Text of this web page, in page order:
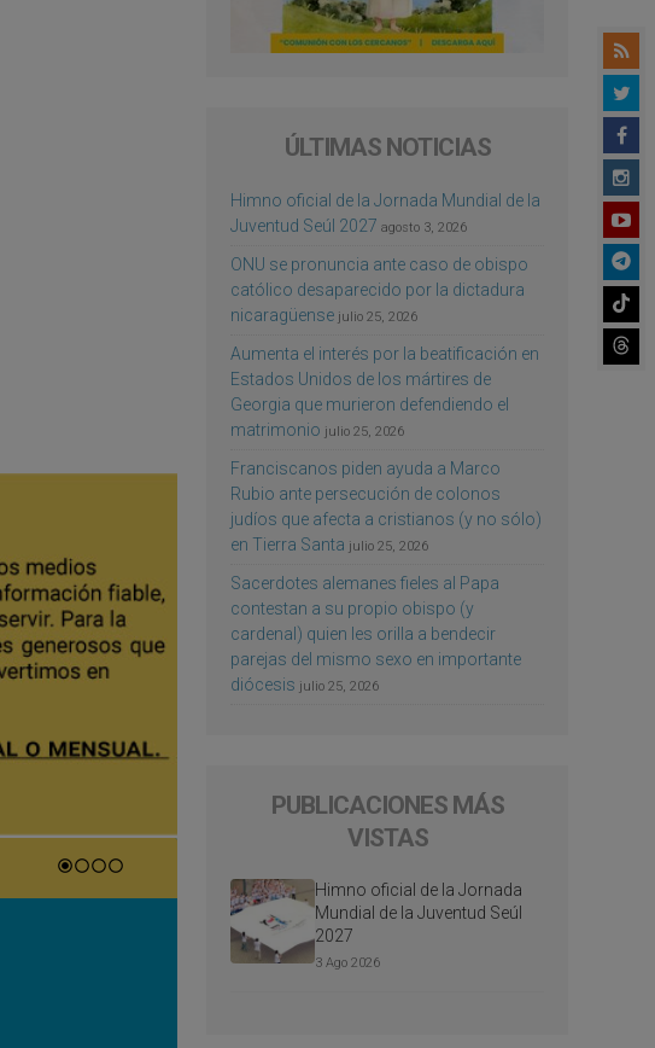
ÚLTIMAS NOTICIAS
Himno oficial de la Jornada Mundial de la
Juventud Seúl 2027 agosto 3, 2026
ONU se pronuncia ante caso de obispo
católico desaparecido por la dictadura
nicaragüense julio 25, 2026
Aumenta el interés por la beatificación en
Estados Unidos de los mártires de
Georgia que murieron defendiendo el
matrimonio julio 25, 2026
Franciscanos piden ayuda a Marco
Rubio ante persecución de colonos
judíos que afecta a cristianos (y no sólo)
en Tierra Santa julio 25, 2026
Sacerdotes alemanes fieles al Papa
contestan a su propio obispo (y
cardenal) quien les orilla a bendecir
parejas del mismo sexo en importante
diócesis julio 25, 2026
PUBLICACIONES MÁS
VISTAS
Himno oficial de la Jornada
Mundial de la Juventud Seúl
2027
3 Ago 2026